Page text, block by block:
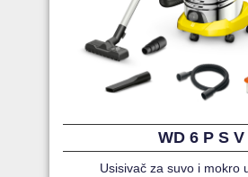
WD 6 P S V
Usisivač za suvo i mokro